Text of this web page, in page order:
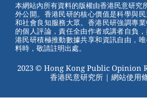
本網站內所有資料的版權由香港民意研究
外公開。香港民研的核心價值是科學與
和社會良知服務大眾。香港民研強調專
的個人評論，責任全由作者或講者自負
港民研積極推動數據共享和資訊自由，
料時，敬請註明出處。
2023 © Hong Kong Public Opinion
香港民意研究所 | 網站使用